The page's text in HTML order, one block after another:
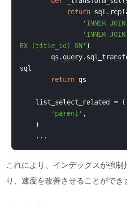
return sql .
'INNER
'INNER
EX (title_id) ON' )
qs . query.
sql
return qs
list_select_related =
(
'parent' ,
)
...
これにより、インデックスが強
り、速度を改善させることができ